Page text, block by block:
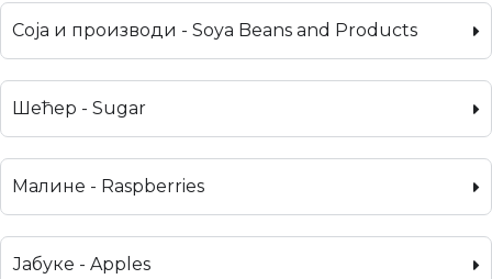
Соја и производи - Soya Beans and Products
Шећер - Sugar
Малине - Raspberries
Јабуке - Apples